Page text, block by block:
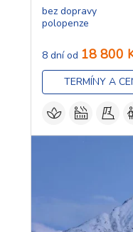
bez dopravy
polopenze
8 dní od 18 800
TERMÍNY A